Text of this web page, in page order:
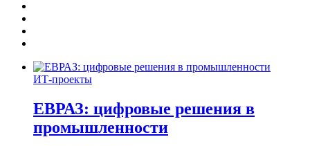
ИТ-проекты
ЕВРАЗ: цифровые решения в
промышленности